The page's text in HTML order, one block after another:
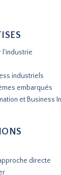
l'industrie
industriels
embarqués
et Business
directe